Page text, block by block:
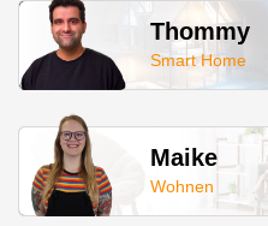
Thommy
Smart Home
Maike
Wohnen